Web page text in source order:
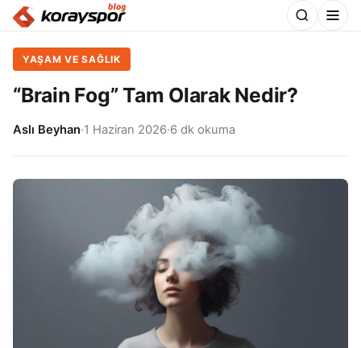
YAŞAM VE SAĞLIK
“Brain Fog” Tam Olarak Nedir?
Aslı Beyhan·1 Haziran 2026·6 dk okuma